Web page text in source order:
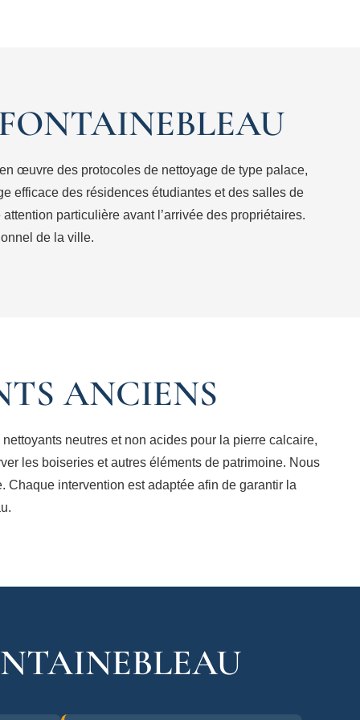
œuvre des protocoles de nettoyage de type palace,
efficace des résidences étudiantes et des salles de
particulière avant l’arrivée des propriétaires.
de la ville.
ANCIENS
neutres et non acides pour la pierre calcaire,
les boiseries et autres éléments de patrimoine. Nous
Chaque intervention est adaptée afin de garantir la